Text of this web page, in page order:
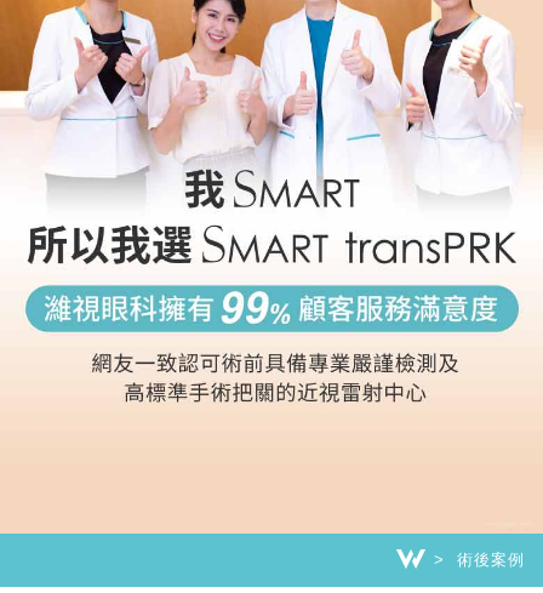
術後案例